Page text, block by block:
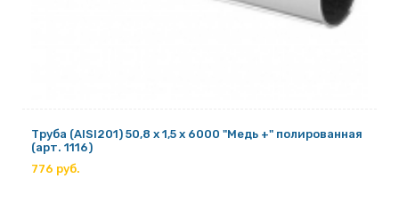
Труба (AISI201) 50,8 х 1,5 х 6000 "Медь +" полированная
(арт. 1116)
776 руб.